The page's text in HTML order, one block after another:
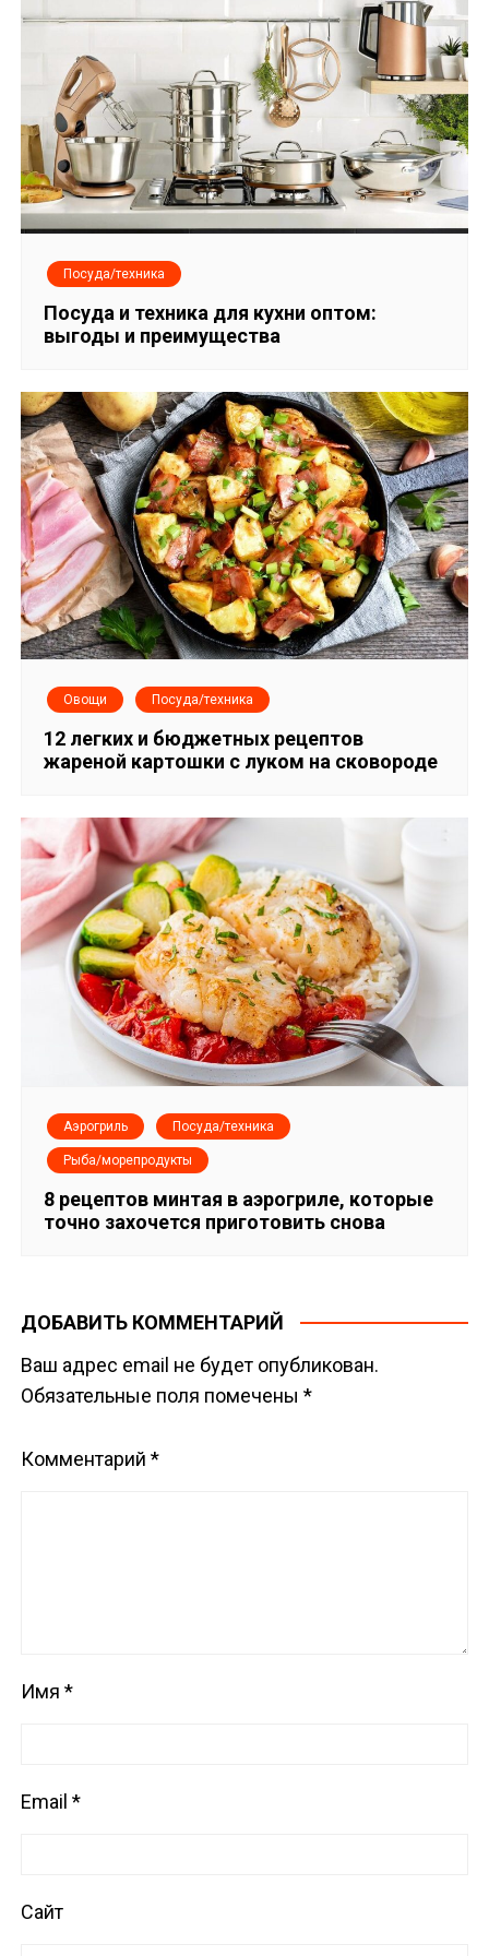
Посуда/техника
Посуда и техника для кухни оптом:
выгоды и преимущества
Овощи Посуда/техника
12 легких и бюджетных рецептов
жареной картошки с луком на сковороде
Аэрогриль Посуда/техника
Рыба/морепродукты
8 рецептов минтая в аэрогриле, которые
точно захочется приготовить снова
ДОБАВИТЬ КОММЕНТАРИЙ
Ваш адрес email не будет опубликован.
Обязательные поля помечены*
Комментарий*
Имя*
Email*
Сайт